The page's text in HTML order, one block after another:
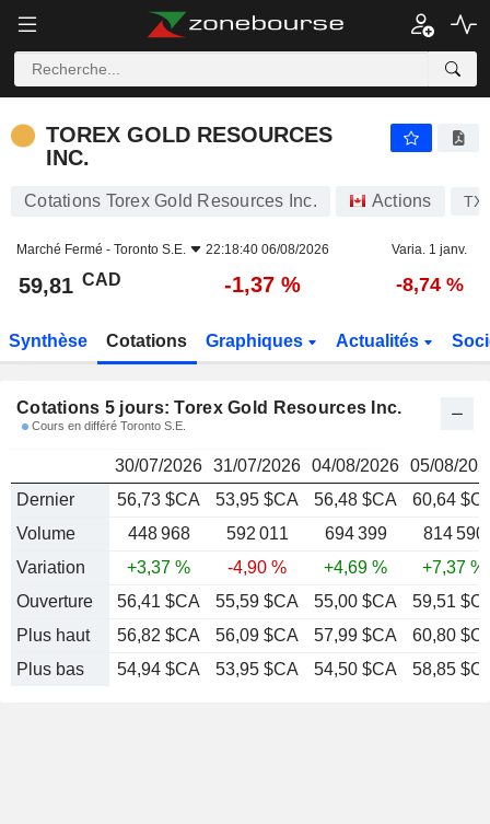
TOREX GOLD RESOURCES INC. 59,81
TOREX GOLD RESOURCES
INC.
Cotations Torex Gold Resources Inc. Actions
Marché Fermé - Toronto S.E. 22:18:40 06/08/2026 Varia. 1 janv.
59,81 CAD -1,37 % -8,74 %
Synthèse Cotations Graphiques Actualités
Cotations 5 jours: Torex Gold Resources Inc.
Cours en différé Toronto S.E.
30/07/2026 31/07/2026 04/08/2026 05/08/
Dernier
56,73 $CA 53,95 $CA 56,48 $CA
60,64
Volume
448 968 592 011 694 399
814 590
Variation
+3,37 % -4,90 % +4,69 %
+7,37 %
Ouverture
56,41 $CA 55,59 $CA 55,00 $CA
59,51
Plus haut
56,82 $CA 56,09 $CA 57,99 $CA
60,80
Plus bas
54,94 $CA 53,95 $CA 54,50 $CA 58,85